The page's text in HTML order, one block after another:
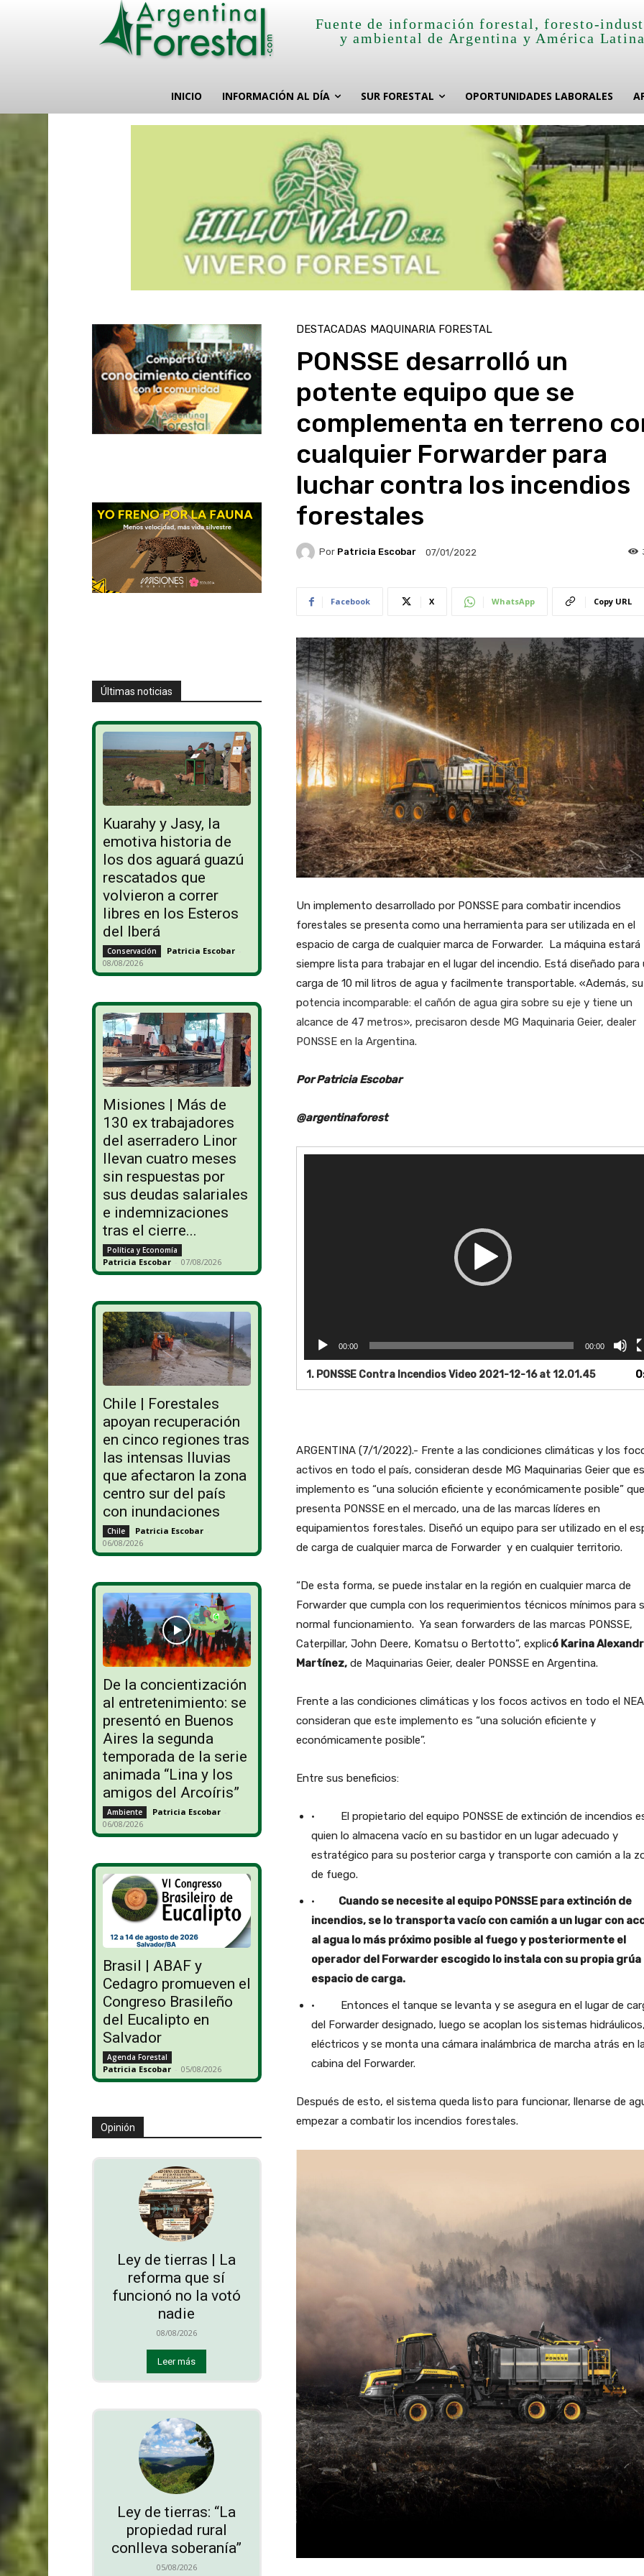
Fuente de información forestal, foresto-
y ambiental de Argentina y América
INICIO INFORMACIÓN AL DÍA SUR FORESTAL OPORTUNIDADES LABORALES
Últimas noticias
Kuarahy y Jasy, la
emotiva historia de
los dos aguará guazú
rescatados que
volvieron a correr
libres en los Esteros
del Iberá
Conservación Patricia Escobar -
08/08/2026
Misiones | Más de
130 ex trabajadores
del aserradero Linor
llevan cuatro meses
sin respuestas por
sus deudas salariales
e indemnizaciones
tras el cierre...
Política y Economía
Patricia Escobar - 07/08/2026
Chile | Forestales
apoyan recuperación
en cinco regiones tras
las intensas lluvias
que afectaron la zona
centro sur del país
con inundaciones
Chile Patricia Escobar -
06/08/2026
De la concientización
al entretenimiento: se
presentó en Buenos
Aires la segunda
temporada de la serie
animada “Lina y los
amigos del Arcoíris”
Ambiente Patricia Escobar -
06/08/2026
Brasil | ABAF y
Cedagro promueven el
Congreso Brasileño
del Eucalipto en
Salvador
Agenda Forestal
Patricia Escobar - 05/08/2026
Opinión
Ley de tierras | La
reforma que sí
funcionó no la votó
nadie
08/08/2026
Leer más
Ley de tierras: “La
propiedad rural
conlleva soberanía”
05/08/2026
DESTACADAS MAQUINARIA FORESTAL
PONSSE desarrolló un
potente equipo que se
complementa en terreno
cualquier Forwarder para
luchar contra los incendios
forestales
Por Patricia Escobar 07/01/2022
Facebook X WhatsApp Copy URL
Un implemento desarrollado por PONSSE para combatir incendios
forestales se presenta como una herramienta para ser utilizada en el
espacio de carga de cualquier marca de Forwarder. La máquina estará
siempre lista para trabajar en el lugar del incendio. Está diseñado para
carga de 10 mil litros de agua y facilmente transportable. «Además, su
potencia incomparable: el cañón de agua gira sobre su eje y tiene un
alcance de 47 metros», precisaron desde MG Maquinaria Geier, dealer
PONSSE en la Argentina.
Por Patricia Escobar
@argentinaforest
v
d
00:00 00:00
1. PONSSE Contra Incendios Video 2021-12-16 at 12.01.45
ARGENTINA (7/1/2022).- Frente a las condiciones climáticas y los
activos en todo el país, consideran desde MG Maquinarias Geier que
implemento es “una solución eficiente y económicamente posible” que
presenta PONSSE en el mercado, una de las marcas líderes en
equipamientos forestales. Diseñó un equipo para ser utilizado en el
de carga de cualquier marca de Forwarder y en cualquier territorio.
“De esta forma, se puede instalar en la región en cualquier marca de
Forwarder que cumpla con los requerimientos técnicos mínimos para
normal funcionamiento. Ya sean forwarders de las marcas PONSSE,
Caterpillar, John Deere, Komatsu o Bertotto”, explicó Karina
Martínez,de Maquinarias Geier, dealer PONSSE en Argentina.
Frente a las condiciones climáticas y los focos activos en todo el
consideran que este implemento es “una solución eficiente y
económicamente posible”.
Entre sus beneficios:
· El propietario del equipo PONSSE de extinción de incendios
quien lo almacena vacío en su bastidor en un lugar adecuado y
estratégico para su posterior carga y transporte con camión a la
de fuego.
·
Cuando se necesite al equipo PONSSE para extinción de
incendios, se lo transporta vacío con camión a un lugar con
al agua lo más próximo posible al fuego y posteriormente el
operador del Forwarder escogido lo instala con su propia grúa
espacio de carga.
· Entonces el tanque se levanta y se asegura en el lugar de
del Forwarder designado, luego se acoplan los sistemas
eléctricos y se monta una cámara inalámbrica de marcha atrás en
cabina del Forwarder.
Después de esto, el sistema queda listo para funcionar, llenarse de
empezar a combatir los incendios forestales.